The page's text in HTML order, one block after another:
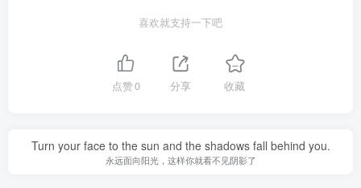
喜欢就支持一下吧
点赞0 分享 收藏
Turn your face to the sun and the shadows fall behind you.
永远面向阳光，这样你就看不见阴影了